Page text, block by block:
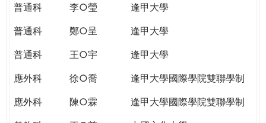
普通科
李○瑩
逢甲大學
普通科
鄭○呈
逢甲大學
普通科
王○宇
逢甲大學
應外科
徐○喬
逢甲大學國際學院雙聯學制
應外科
陳○霖
逢甲大學國際學院雙聯學制